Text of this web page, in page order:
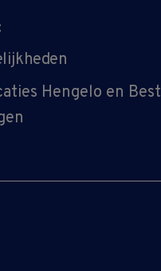
Hengelo en Best